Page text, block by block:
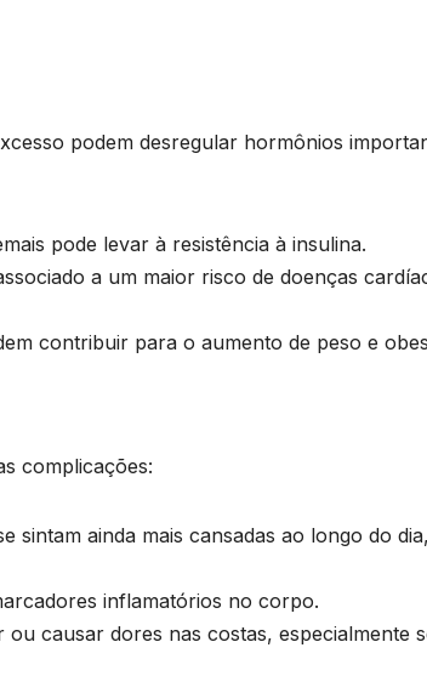
podem desregular hormônios
pode levar à resistência à insulina.
a um maior risco de doenças
contribuir para o aumento de peso e
complicações:
sintam ainda mais cansadas ao longo do
inflamatórios no corpo.
causar dores nas costas, especialmente